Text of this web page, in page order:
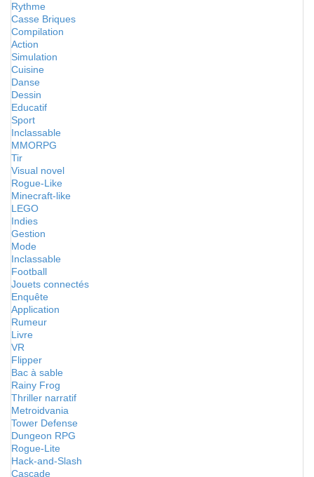
Rythme
Casse Briques
Compilation
Action
Simulation
Cuisine
Danse
Dessin
Educatif
Sport
Inclassable
MMORPG
Tir
Visual novel
Rogue-Like
Minecraft-like
LEGO
Indies
Gestion
Mode
Inclassable
Football
Jouets connectés
Enquête
Application
Rumeur
Livre
VR
Flipper
Bac à sable
Rainy Frog
Thriller narratif
Metroidvania
Tower Defense
Dungeon RPG
Rogue-Lite
Hack-and-Slash
Cascade